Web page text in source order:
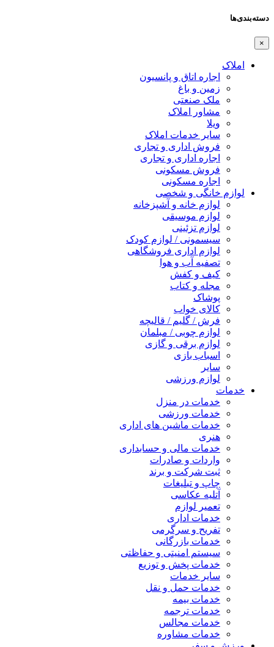
دسته‌بندی‌ها
×
املاک
اجاره اتاق و پانسیون
زمین و باغ
ملک صنعتی
مشاور املاک
ویلا
سایر خدمات املاک
فروش اداری و تجاری
اجاره اداری و تجاری
فروش مسکونی
اجاره مسکونی
لوازم خانگی و شخصی
لوازم خانه و آشپزخانه
لوازم موسیقی
لوازم تزئینی
سیسمونی / لوازم کودک
لوازم اداری فروشگاهی
تصفیه آب و هوا
کیف و کفش
مجله و کتاب
پوشاک
کالای خواب
فرش / گلیم / قالیچه
لوازم چوبی / مبلمان
لوازم برقی و گازی
اسباب بازی
سایر
لوازم ورزشی
خدمات
خدمات در منزل
خدمات ورزشی
خدمات ماشین های اداری
هنری
خدمات مالی و حسابداری
واردات و صادرات
ثبت شرکت و برند
چاپ و تبلیغات
آتلیه عکاسی
تعمیر لوازم
خدمات اداری
تفریح و سرگرمی
خدمات بازرگانی
سیستم امنیتی و حفاظتی
خدمات پخش و توزیع
سایر خدمات
خدمات حمل و نقل
خدمات بیمه
خدمات ترجمه
خدمات مجالس
خدمات مشاوره